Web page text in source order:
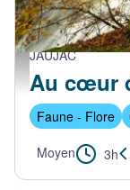
JAUJAC
Faune - Flore
Moyen
3h